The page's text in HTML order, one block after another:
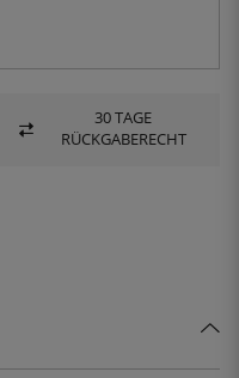
30 TAGE
RÜCKGABERECHT